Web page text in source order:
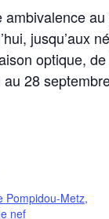
jusqu’aux
optique,
28
Pompidou-Metz,
nef